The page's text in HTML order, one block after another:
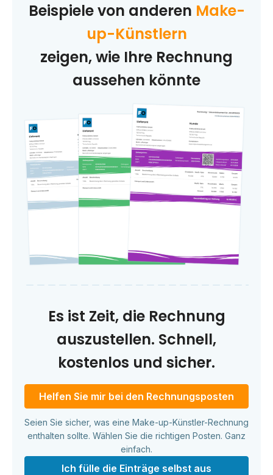
Beispiele von anderen Make-
up-Künstlern
zeigen, wie Ihre Rechnung
aussehen könnte
Es ist Zeit, die Rechnung
auszustellen. Schnell,
kostenlos und sicher.
Helfen Sie mir bei den Rechnungsposten
Seien Sie sicher, was eine Make-up-Künstler-Rechnung
enthalten sollte. Wählen Sie die richtigen Posten. Ganz
einfach.
Ich fülle die Einträge selbst aus